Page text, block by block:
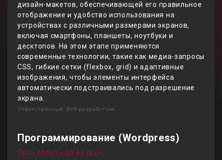
дизайн-макетов, обеспечивающей его правильное
отображение и удобство использования на
устройствах с различными размерами экранов,
включая смартфоны, планшеты, ноутбуки и
десктопов. На этом этапе применяются
современные технологии, такие как медиа-запросы
CSS, гибкие сетки (flexbox, grid) и адаптивные
изображения, чтобы элементы интерфейса
автоматически подстраивались под разрешение
экрана.
Ответственный: Веб-разработчик
Программирование (Wordpress)
Срок работы до 4х дней